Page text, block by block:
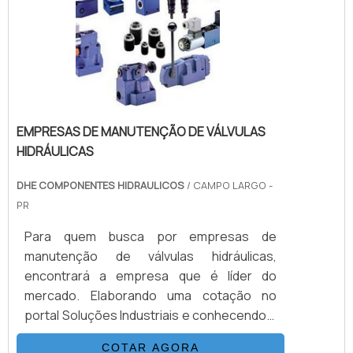
investiu em profissionais competentes e
em equipamentos inovadores. A Valfluid
Acessórios Industriais é uma empresa que
tem se destacado no segmento pela
idoneidade em tudo que faz, o que
comprova sua essência de trazer o melhor
para os parceiros.
EMPRESAS DE MANUTENÇÃO DE VÁLVULAS
HIDRÁULICAS
DHE COMPONENTES HIDRAULICOS / CAMPO LARGO -
PR
Para quem busca por empresas de
manutenção de válvulas hidráulicas,
encontrará a empresa que é líder do
mercado. Elaborando uma cotação no
portal Soluções Industriais e conhecendo a
sofisticação, qualidade e preço justo em
COTAR AGORA